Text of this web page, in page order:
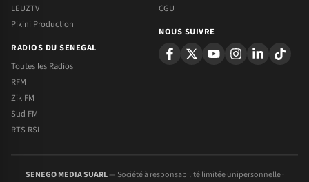
LEUZTV
Pikini Production
RADIOS DU SENEGAL
Toutes les Radios
RFM
Zik FM
Sud FM
RTS RSI
CGU
NOUS SUIVRE
SENEGO MEDIA SUARL— Société à responsabilité limitée unipersonnelle ·